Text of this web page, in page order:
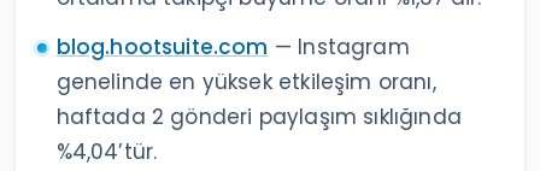
Kaynaklar
socialinsider.io